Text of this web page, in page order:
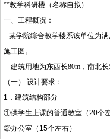
**教学科研楼（名称自拟）
一、工程概况：
某学院综合教学楼系该单位为
施工图。
建筑用地为东西长80m，南北长
（一） 设计要求：
1 ．建筑结构部分
①供学生上课的普通教室（20个左
②办公室（15个左右）